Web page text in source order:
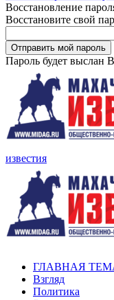
Восстановление
Восстановите свой
Пароль будет выслан
известия
ГЛАВНАЯ
Взгляд
Политика